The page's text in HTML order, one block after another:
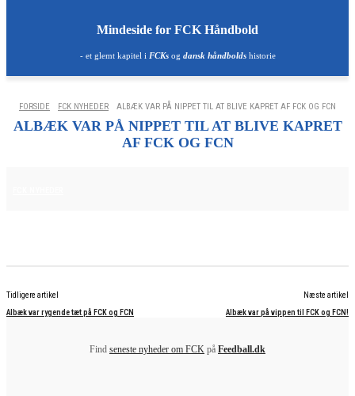
Mindeside for FCK Håndbold
- et glemt kapitel i FCKsog dansk håndboldshistorie
FORSIDE FCK NYHEDER ALBÆK VAR PÅ NIPPET TIL AT BLIVE KAPRET AF FCK OG FCN
ALBÆK VAR PÅ NIPPET TIL AT BLIVE KAPRET
AF FCK OG FCN
Tidligere artikel
Albæk var rygende tæt på FCK og FCN
Næste artikel
Albæk var på vippen til FCK og FCN!
Find seneste nyheder om FCK på Feedball.dk